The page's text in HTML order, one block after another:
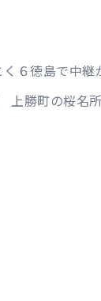
６徳島で中継
上勝町の桜名所